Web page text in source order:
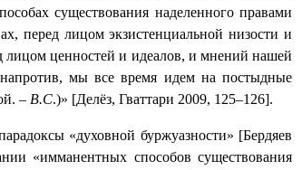
существования наделенного правами
перед лицом экзистенциальной низости и
лицом ценностей и идеалов, и мнений нашей
мы все время идем на постыдные
– В.С.)» [Делёз, Гваттари 2009, 125–126].
«духовной буржуазности» [Бердяев
«имманентных способов существования